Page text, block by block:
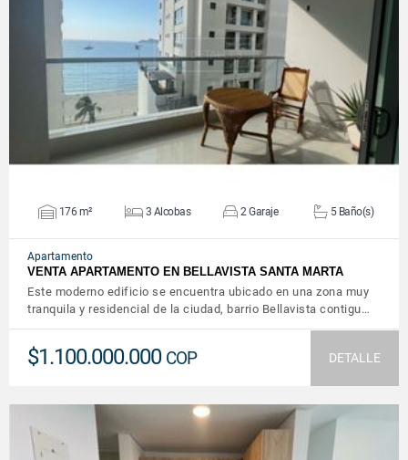
VER DETALLES
176 m² 3 Alcobas 2 Garaje 5 Baño(s)
Apartamento
VENTA APARTAMENTO EN BELLAVISTA SANTA MARTA
Este moderno edificio se encuentra ubicado en una zona muy
tranquila y residencial de la ciudad, barrio Bellavista contigu…
$1.100.000.000 COP DETALLE